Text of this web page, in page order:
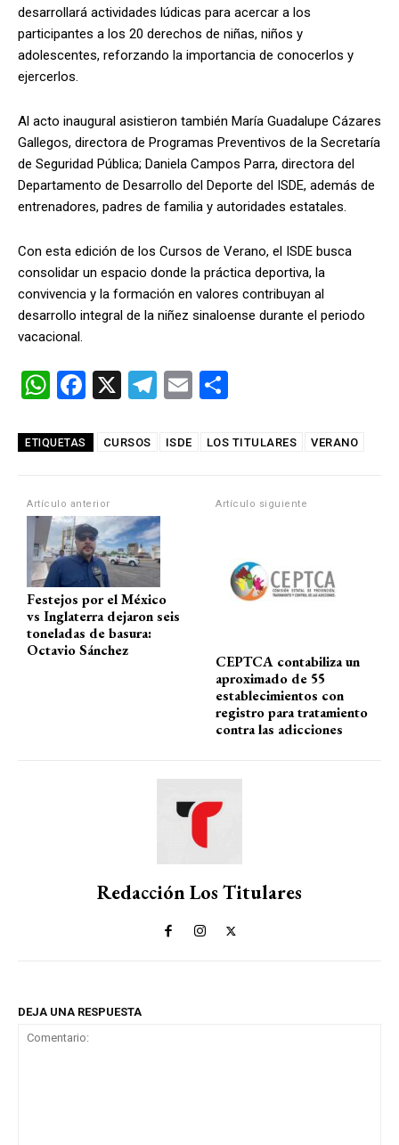
desarrollará actividades lúdicas para acercar a los
participantes a los 20 derechos de niñas, niños y
adolescentes, reforzando la importancia de conocerlos y
ejercerlos.
Al acto inaugural asistieron también María Guadalupe Cázares
Gallegos, directora de Programas Preventivos de la Secretaría
de Seguridad Pública; Daniela Campos Parra, directora del
Departamento de Desarrollo del Deporte del ISDE, además de
entrenadores, padres de familia y autoridades estatales.
Con esta edición de los Cursos de Verano, el ISDE busca
consolidar un espacio donde la práctica deportiva, la
convivencia y la formación en valores contribuyan al
desarrollo integral de la niñez sinaloense durante el periodo
vacacional.
W
at
A
p
p
F
ce
o
o
k
X
T
e
m
E
ail m
ar
ETIQUETAS CURSOS ISDE LOS TITULARES VERANO
Artículo anterior
Festejos por el México
vs Inglaterra dejaron seis
toneladas de basura:
Octavio Sánchez
Artículo siguiente
CEPTCA contabiliza un
aproximado de 55
establecimientos con
registro para tratamiento
contra las adicciones
Redacción Los Titulares
DEJA UNA RESPUESTA